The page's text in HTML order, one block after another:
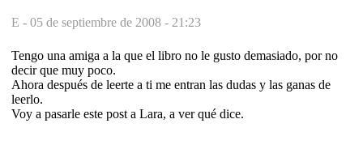
E - 05 de septiembre de 2008 - 21:23
Tengo una amiga a la que el libro no le gusto demasiado, por no
decir que muy poco.
Ahora después de leerte a ti me entran las dudas y las ganas de
leerlo.
Voy a pasarle este post a Lara, a ver qué dice.